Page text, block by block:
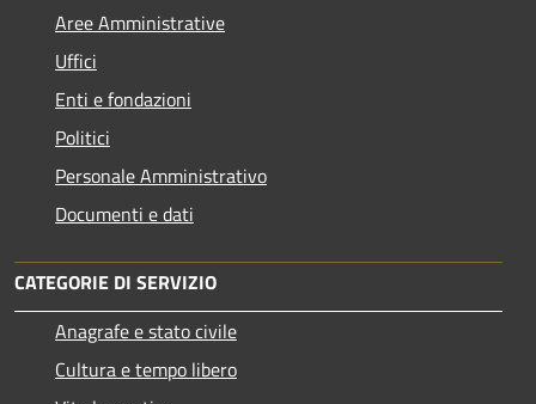
Aree Amministrative
Uffici
Enti e fondazioni
Politici
Personale Amministrativo
Documenti e dati
CATEGORIE DI SERVIZIO
Anagrafe e stato civile
Cultura e tempo libero